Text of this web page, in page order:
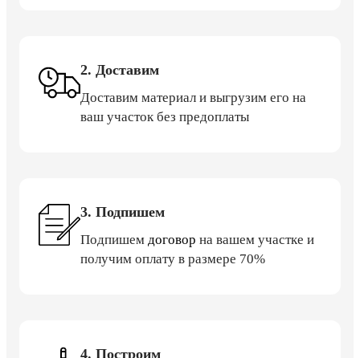
2. Доставим
Доставим материал и выгрузим его на
ваш участок без предоплаты
3. Подпишем
Подпишем договор на вашем участке и
получим оплату в размере 70%
4. Построим